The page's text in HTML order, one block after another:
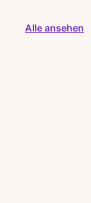
Alle ansehen